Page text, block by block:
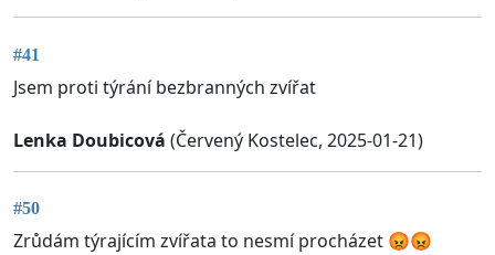
#41
Jsem proti týrání bezbranných zvířat
Lenka Doubicová (Červený Kostelec, 2025-01-21)
#50
Zrůdám týrajícím zvířata to nesmí procházet 😡😡